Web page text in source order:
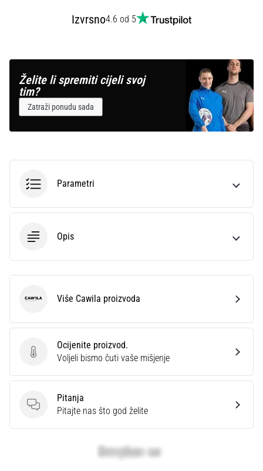
Izvrsno4.6 od 5
Želite li spremiti cijeli svoj
tim?
Zatraži ponudu sada
Parametri
Opis
Ocijenite proizvod.
Ocijenite proizvod.
Voljeli bismo čuti vaše mišjenje
Pitanja
Pitanja
Pitajte nas što god želite
Cawila Više Cawila proizvoda